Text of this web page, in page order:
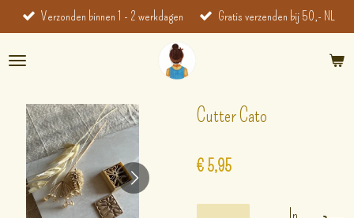
Ga
direct
naar
Verzonden binnen 1 - 2 werkdagen Gratis verzenden bij 50,- NL
Cutter Cato
€ 5,95